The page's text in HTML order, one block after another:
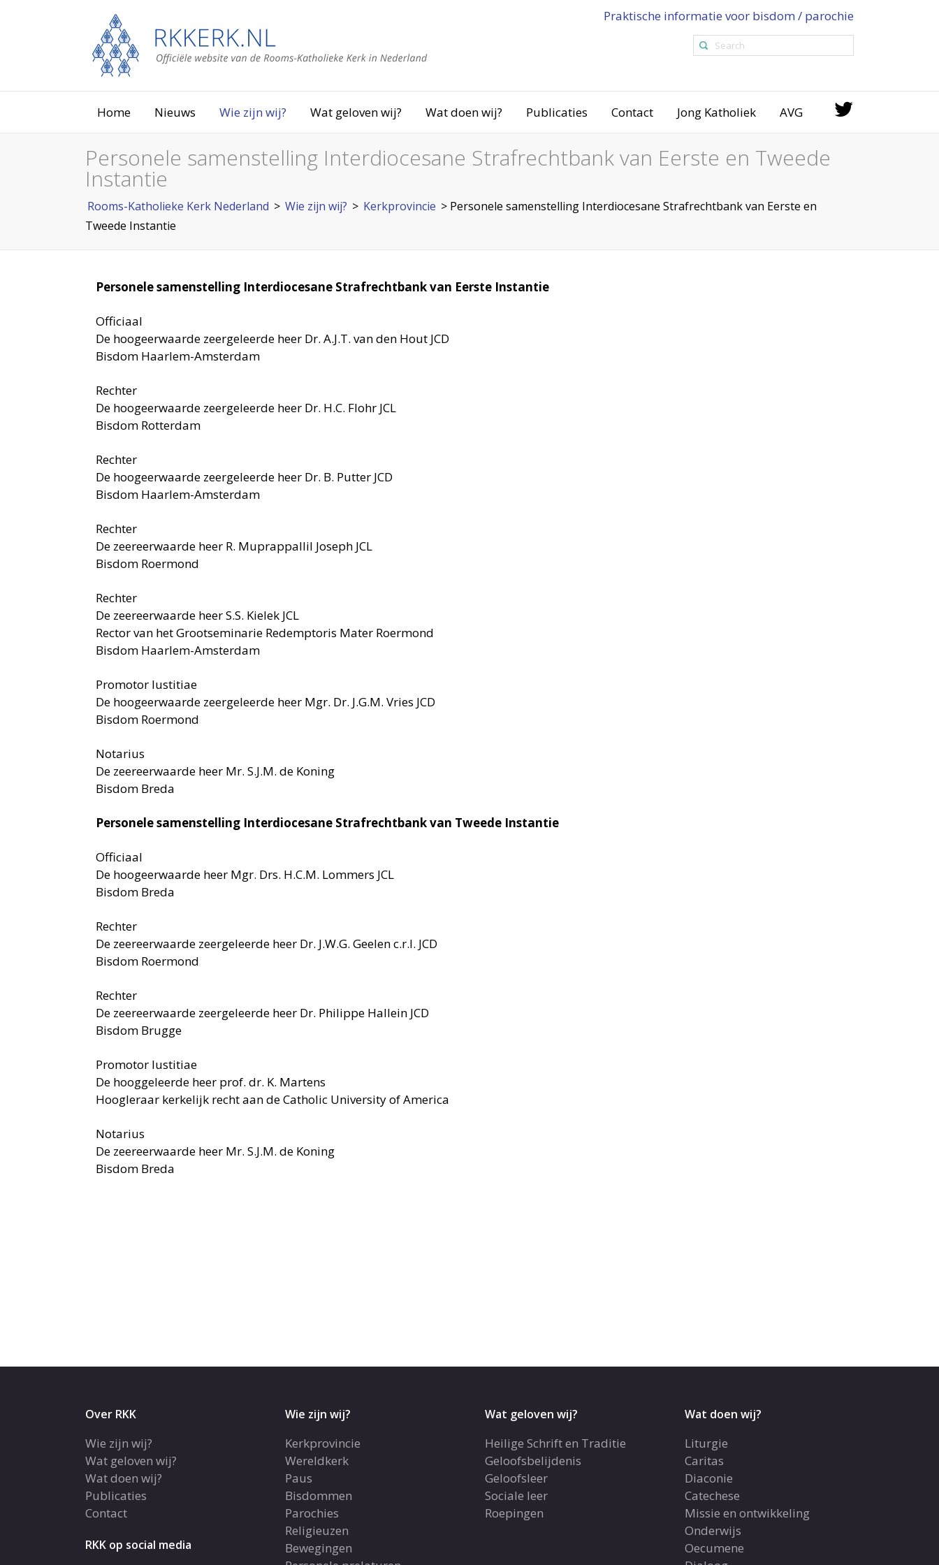
Praktische informatie voor bisdom / parochie
Home Nieuws Wie zijn wij? Wat geloven wij? Wat doen wij? Publicaties Contact Jong Katholiek AVG
Personele samenstelling Interdiocesane Strafrechtbank van Eerste en Tweede
Instantie
Rooms-Katholieke Kerk Nederland > Wie zijn wij? > Kerkprovincie > Personele samenstelling Interdiocesane Strafrechtbank van Eerste en
Tweede Instantie
Personele samenstelling Interdiocesane Strafrechtbank van Eerste Instantie
Officiaal
De hoogeerwaarde zeergeleerde heer Dr. A.J.T. van den Hout JCD
Bisdom Haarlem-Amsterdam
Rechter
De hoogeerwaarde zeergeleerde heer Dr. H.C. Flohr JCL
Bisdom Rotterdam
Rechter
De hoogeerwaarde zeergeleerde heer Dr. B. Putter JCD
Bisdom Haarlem-Amsterdam
Rechter
De zeereerwaarde heer R. Muprappallil Joseph JCL
Bisdom Roermond
Rechter
De zeereerwaarde heer S.S. Kielek JCL
Rector van het Grootseminarie Redemptoris Mater Roermond
Bisdom Haarlem-Amsterdam
Promotor Iustitiae
De hoogeerwaarde zeergeleerde heer Mgr. Dr. J.G.M. Vries JCD
Bisdom Roermond
Notarius
De zeereerwaarde heer Mr. S.J.M. de Koning
Bisdom Breda
Personele samenstelling Interdiocesane Strafrechtbank van Tweede Instantie
Officiaal
De hoogeerwaarde heer Mgr. Drs. H.C.M. Lommers JCL
Bisdom Breda
Rechter
De zeereerwaarde zeergeleerde heer Dr. J.W.G. Geelen c.r.l. JCD
Bisdom Roermond
Rechter
De zeereerwaarde zeergeleerde heer Dr. Philippe Hallein JCD
Bisdom Brugge
Promotor Iustitiae
De hooggeleerde heer prof. dr. K. Martens
Hoogleraar kerkelijk recht aan de Catholic University of America
Notarius
De zeereerwaarde heer Mr. S.J.M. de Koning
Bisdom Breda
Over RKK
Wie zijn wij?
Wat geloven wij?
Wat doen wij?
Publicaties
Contact
RKK op social media
Wie zijn wij?
Kerkprovincie
Wereldkerk
Paus
Bisdommen
Parochies
Religieuzen
Bewegingen
Wat geloven wij?
Heilige Schrift en Traditie
Geloofsbelijdenis
Geloofsleer
Sociale leer
Roepingen
Wat doen wij?
Liturgie
Caritas
Diaconie
Catechese
Missie en ontwikkeling
Onderwijs
Oecumene